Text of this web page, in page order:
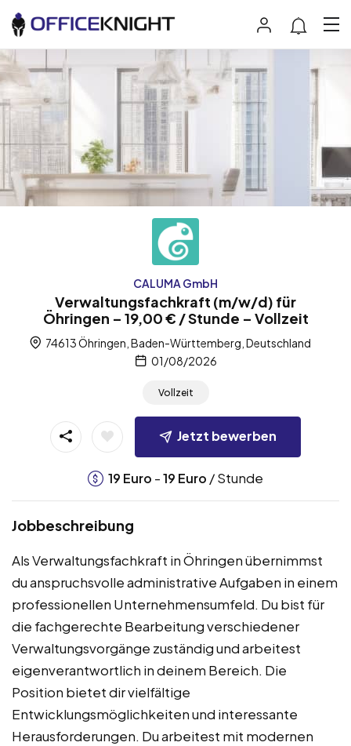
CALUMA GmbH
Verwaltungsfachkraft (m/w/d) für
Öhringen – 19,00 € / Stunde – Vollzeit
74613 Öhringen, Baden-Württemberg, Deutschland
01/08/2026
Vollzeit
Jetzt bewerben
19 Euro -19 Euro / Stunde
Jobbeschreibung
Als Verwaltungsfachkraft in Öhringen übernimmst
du anspruchsvolle administrative Aufgaben in einem
professionellen Unternehmensumfeld. Du bist für
die fachgerechte Bearbeitung verschiedener
Verwaltungsvorgänge zuständig und arbeitest
eigenverantwortlich in deinem Bereich. Die
Position bietet dir vielfältige
Entwicklungsmöglichkeiten und interessante
Herausforderungen. Du arbeitest mit modernen